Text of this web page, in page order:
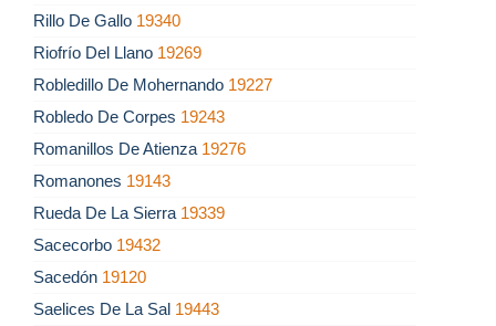
Rillo De Gallo 19340
Riofrío Del Llano 19269
Robledillo De Mohernando 19227
Robledo De Corpes 19243
Romanillos De Atienza 19276
Romanones 19143
Rueda De La Sierra 19339
Sacecorbo 19432
Sacedón 19120
Saelices De La Sal 19443